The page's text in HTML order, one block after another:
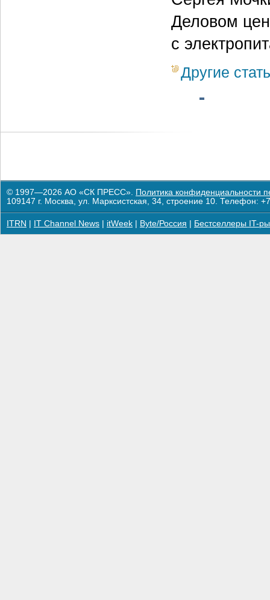
Деловом
с
Другие
© 1997—2026 АО «СК ПРЕСС». Политика конфиденциальности
109147 г. Москва, ул. Марксистская, 34, строение 10. Телефон:
ITRN IT Channel News itWeek Byte/Россия Бестселлеры IT-